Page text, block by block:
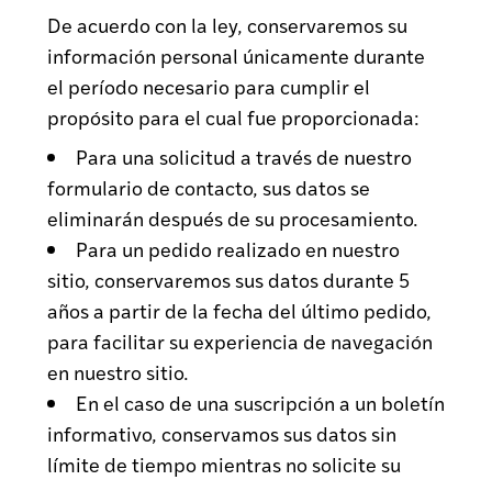
De acuerdo con la ley, conservaremos su
información personal únicamente durante
el período necesario para cumplir el
propósito para el cual fue proporcionada:
Para una solicitud a través de nuestro
formulario de contacto, sus datos se
eliminarán después de su procesamiento.
Para un pedido realizado en nuestro
sitio, conservaremos sus datos durante 5
años a partir de la fecha del último pedido,
para facilitar su experiencia de navegación
en nuestro sitio.
En el caso de una suscripción a un boletín
informativo, conservamos sus datos sin
límite de tiempo mientras no solicite su